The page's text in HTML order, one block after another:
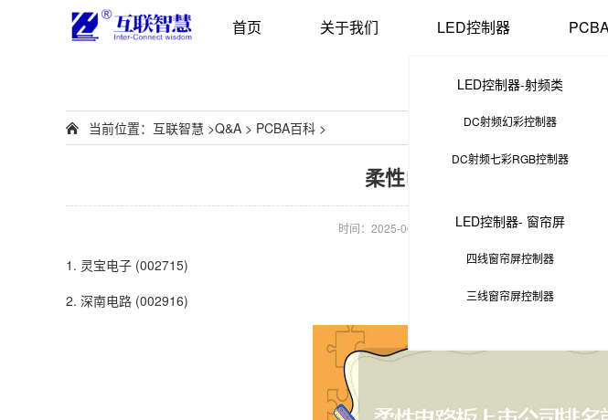
首页 关于我们 LED控制器
LED控制器-射频类
DC射频幻彩控制器
DC射频七彩RGB控制器
LED控制器- 窗帘屏
四线窗帘屏控制器
三线窗帘屏控制器
当前位置： 互联智慧 >Q&A > PCBA百科 >
柔性电路板上市公司排名前
时间：2025-06-09 11:44:00 来源：PCBA
1. 灵宝电子 (002715)
2. 深南电路 (002916)